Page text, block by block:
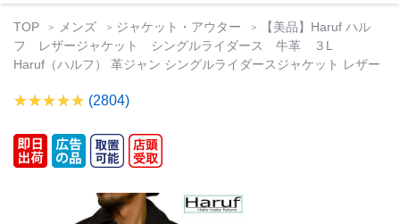
TOP メンズ ジャケット・アウター
【美品】Haruf ハル
フ レザージャケット シングルライダース 牛革 ３L
Haruf（ハルフ） 革ジャン シングルライダースジャケット レザー
(2804)